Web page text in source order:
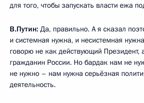
для того, чтобы запускать власти ежа
В.Путин: Да, правильно. А я сказал
и системная нужна, и несистемная
говорю не как действующий Президент,
гражданин России. Но бардак нам не
не нужно – нам нужна серьёзная
деятельность.